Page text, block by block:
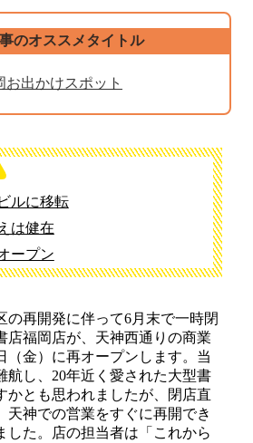
のオススメタイトル
お出かけスポット
ルに移転
は健在
ープン
再開発に伴って6月末で一時閉
店福岡店が、天神西通りの商業
（金）に再オープンします。当
航し、20年近く愛された大型書
かとも思われましたが、閉店直
天神での営業をすぐに再開でき
した。店の担当者は「これから